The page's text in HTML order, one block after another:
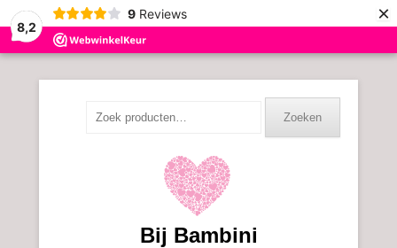
8,2
9 Reviews ×
Zoeken
Bij Bambini